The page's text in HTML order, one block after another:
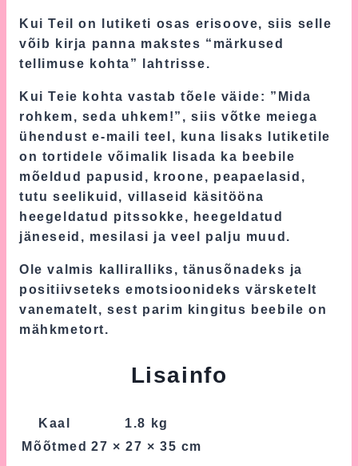
Kui Teil on lutiketi osas erisoove, siis selle
võib kirja panna makstes “märkused
tellimuse kohta” lahtrisse.
Kui Teie kohta vastab tõele väide: ”Mida
rohkem, seda uhkem!”, siis võtke meiega
ühendust e-maili teel, kuna lisaks lutiketile
on tortidele võimalik lisada ka beebile
mõeldud papusid, kroone, peapaelasid,
tutu seelikuid, villaseid käsitööna
heegeldatud pitssokke, heegeldatud
jäneseid, mesilasi ja veel palju muud.
Ole valmis kalliralliks, tänusõnadeks ja
positiivseteks emotsioonideks värsketelt
vanematelt, sest parim kingitus beebile on
mähkmetort.
Lisainfo
Kaal
1.8 kg
Mõõtmed 27 × 27 × 35 cm